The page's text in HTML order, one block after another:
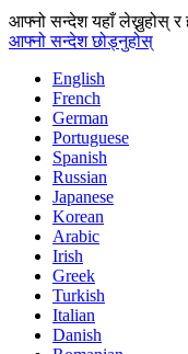
आफ्नो सन्देश यहाँ लेख्नुहोस् र
आफ्नो सन्देश छोड्नुहोस्
English
French
German
Portuguese
Spanish
Russian
Japanese
Korean
Arabic
Irish
Greek
Turkish
Italian
Danish